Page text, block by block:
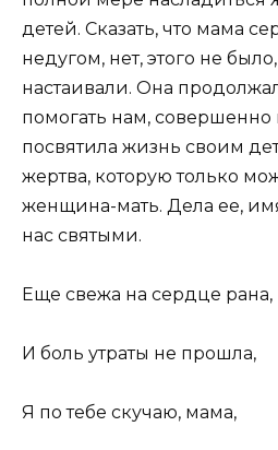
детей. Сказать, что мама
недугом, нет, этого не
настаивали. Она
помогать нам, совершенно
посвятила жизнь своим
жертва, которую только
женщина-мать. Дела ее,
нас святыми.
Еще свежа на сердце рана,
И боль утраты не прошла,
Я по тебе скучаю, мама,